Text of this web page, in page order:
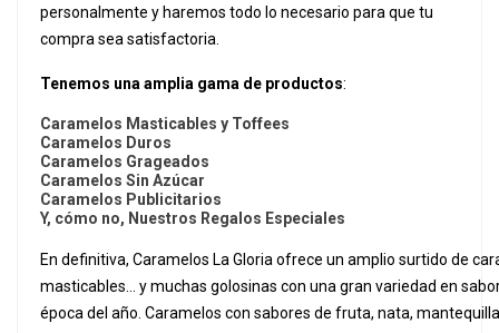
personalmente y haremos todo lo necesario para que tu
compra sea satisfactoria.
Tenemos una amplia gama de productos:
Caramelos Masticables y Toffees
Caramelos Duros
Caramelos Grageados
Caramelos Sin Azúcar
Caramelos Publicitarios
Y, cómo no, Nuestros Regalos Especiales
En definitiva, Caramelos La Gloria ofrece un amplio surtido de
masticables... y muchas golosinas con una gran variedad en
época del año. Caramelos con sabores de fruta, nata,